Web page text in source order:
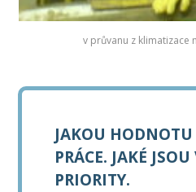
v průvanu z klimatizace
JAKOU HODNOTU
PRÁCE. JAKÉ JSOU
PRIORITY.